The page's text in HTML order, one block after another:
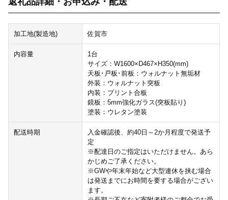
加工地(製造地) 佐賀市
内容量
1台
サイズ：W1600×D467×H350(mm)
天板･戸板･前板：ウォルナット無垢材
外装：ウォルナット突板
内装：プリント合板
鏡板：5mm強化ガラス(突板貼り)
塗装：ウレタン塗装
配送時期
入金確認後、約40日～2か月程度で発送予
定
※配達日のご指定はいただけません。あら
かじめご了承ください。
※GWや年末年始など大型連休を挟む場合
は発送までにお時間を要する場合がござい
ます。